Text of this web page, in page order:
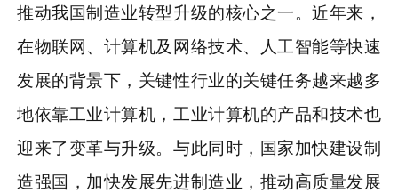
推动我国制造业转型升级的核心之一。近年来，
在物联网、计算机及网络技术、人工智能等快速
发展的背景下，关键性行业的关键任务越来越多
地依靠工业计算机，工业计算机的产品和技术也
迎来了变革与升级。与此同时，国家加快建设制
造强国，加快发展先进制造业，推动高质量发展